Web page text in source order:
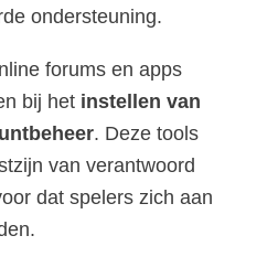
ondersteuning.
forums en apps
bij het instellen van
. Deze tools
van verantwoord
dat spelers zich aan